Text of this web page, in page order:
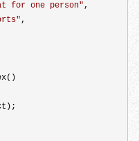
for one person",
",